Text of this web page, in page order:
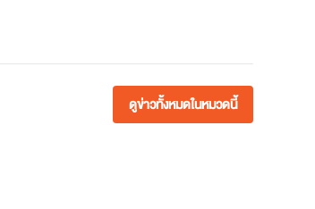
ดูข่าวทั้งหมดในหมวดนี้